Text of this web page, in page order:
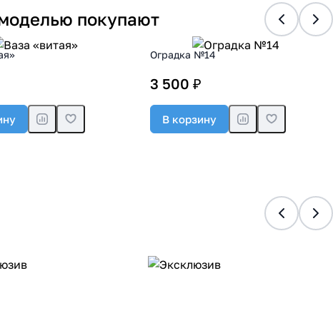
покупают
Оградка №14
3 500 ₽
В корзину